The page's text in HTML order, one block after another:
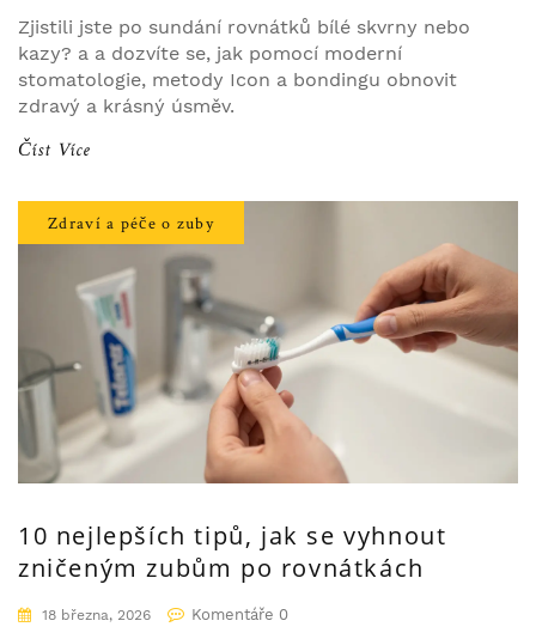
Zjistili jste po sundání rovnátků bílé skvrny nebo
kazy? a a dozvíte se, jak pomocí moderní
stomatologie, metody Icon a bondingu obnovit
zdravý a krásný úsměv.
Číst Více
Zdraví a péče o zuby
10 nejlepších tipů, jak se vyhnout
zničeným zubům po rovnátkách
18 března, 2026 Komentáře 0